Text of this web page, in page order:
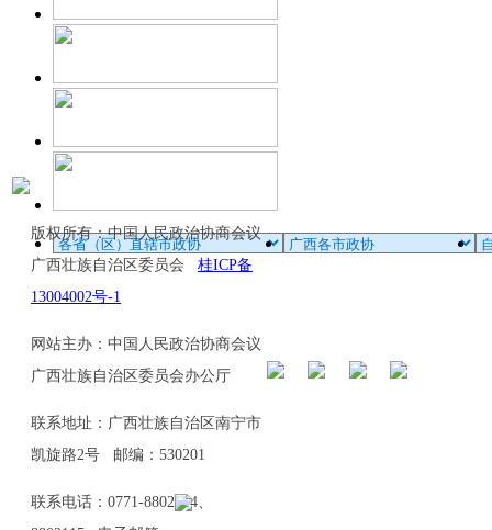
版权所有：中国人民政治协商会议
广西壮族自治区委员会 桂ICP备
13004002号-1
网站主办：中国人民政治协商会议
广西壮族自治区委员会办公厅
联系地址：广西壮族自治区南宁市
凯旋路2号 邮编：530201
联系电话：0771-8802114、